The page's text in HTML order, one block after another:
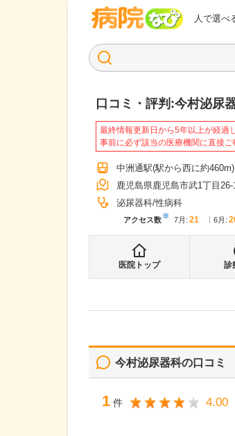
人で選べ
病院なび
口コミ・評判:今村泌尿
最終情報更新日から5年以上が経過
事前に必ず該当の医療機関に直接ご
中洲通駅(駅から西に約460m)
鹿児島県鹿児島市武1丁目26-
泌尿器科 性病科
アクセス数※ 7月 : 21 6月 :
医院トップ 診
今村泌尿器科の口コミ
1 件 4.00